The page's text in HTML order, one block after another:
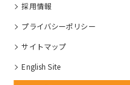
採⽤情報
プライバシーポリシー
サイトマップ
English Site